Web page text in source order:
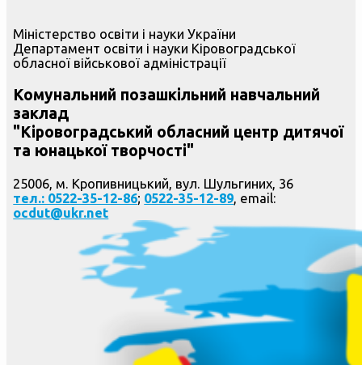
Міністерство освіти і науки України
Департамент освіти і науки Кіровоградської
обласної військової адміністрації
Комунальний позашкільний навчальний
заклад
"Кіровоградський обласний центр дитячої
та юнацької творчості"
25006, м. Кропивницький, вул. Шульгиних, 36
тел.: 0522-35-12-86; 0522-35-12-89, email:
ocdut@ukr.net